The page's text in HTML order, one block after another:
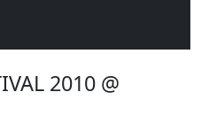
2010 @